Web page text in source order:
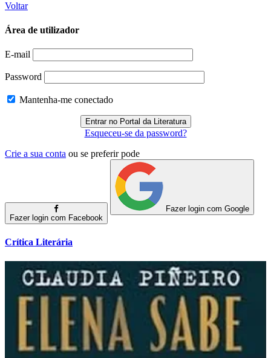
Voltar
Área de utilizador
E-mail
Password
Mantenha-me conectado
Esqueceu-se da password?
Crie a sua conta ou se preferir pode
Fazer login com Facebook
Fazer login com Google
Crítica Literária